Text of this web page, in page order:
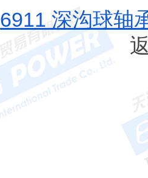
6911 深沟球轴